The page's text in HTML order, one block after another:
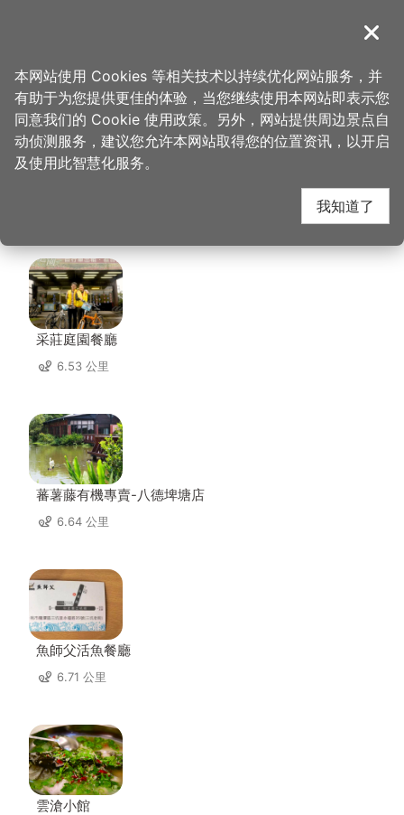
導覽
首页 > 想去的地方 > 住宿 > 乐木居河岸行馆
乐木居河岸行馆 周边店
家
采莊庭園餐廳
6.53 公里
蕃薯藤有機專賣-八德埤塘店
6.64 公里
魚師父活魚餐廳
6.71 公里
雲滄小館
关闭
本网站使用 Cookies 等相关技术以持续优化网站服务，并
有助于为您提供更佳的体验，当您继续使用本网站即表示您
同意我们的 Cookie 使用政策。另外，网站提供周边景点自
动侦测服务，建议您允许本网站取得您的位置资讯，以开启
及使用此智慧化服务。
我知道了